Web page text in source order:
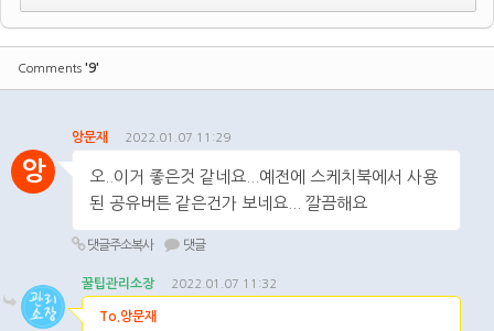
Comments '9'
앙
앙문재 2022.01.07 11:29
오..이거 좋은것 같네요...예전에 스케치북에서 사용
된 공유버튼 같은건가 보네요... 깔끔해요
댓글주소복사 댓글
꿀팁관리소장 2022.01.07 11:32
To.앙문재